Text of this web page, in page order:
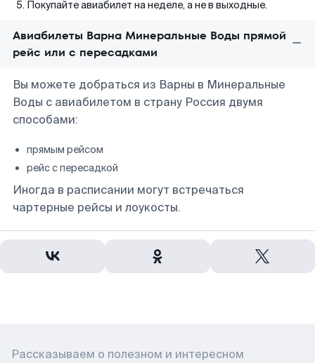
Покупайте авиабилет на неделе, а не в выходные.
Авиабилеты Варна Минеральные Воды прямой
рейс или с пересадками
Вы можете добраться из Варны в Минеральные
Воды с авиабилетом в страну Россия двумя
способами:
прямым рейсом
рейс с пересадкой
Иногда в расписании могут встречаться
чартерные рейсы и лоукосты.
Рассказываем о полезном и интересном